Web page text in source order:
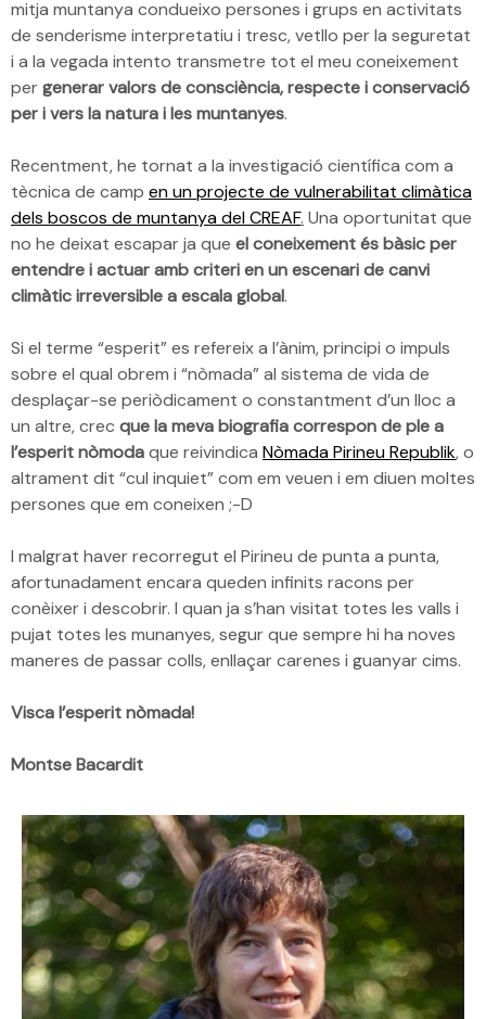
mitja muntanya condueixo persones i grups en activitats
de senderisme interpretatiu i tresc, vetllo per la seguretat
i a la vegada intento transmetre tot el meu coneixement
pergenerar valors de consciència, respecte i conservació
per i vers la natura i les muntanyes.
Recentment, he tornat a la investigació científica com a
tècnica de camp en un projecte de vulnerabilitat climàtica
dels boscos de muntanya del CREAF. Una oportunitat que
no he deixat escapar ja que el coneixement és bàsic per
entendre i actuar amb criteri en un escenari de canvi
climàtic irreversible a escala global.
Si el terme “esperit” es refereix a l’ànim, principi o impuls
sobre el qual obrem i “nòmada” al sistema de vida de
desplaçar-se periòdicament o constantment d’un lloc a
un altre, crec que la meva biografia correspon de ple a
l’esperit nòmodaque reivindica Nòmada Pirineu Republik, o
altrament dit “cul inquiet” com em veuen i em diuen moltes
persones que em coneixen ;-D
I malgrat haver recorregut el Pirineu de punta a punta,
afortunadament encara queden infinits racons per
conèixer i descobrir. I quan ja s’han visitat totes les valls i
pujat totes les munanyes, segur que sempre hi ha noves
maneres de passar colls, enllaçar carenes i guanyar cims.
Visca l’esperit nòmada!
Montse Bacardit